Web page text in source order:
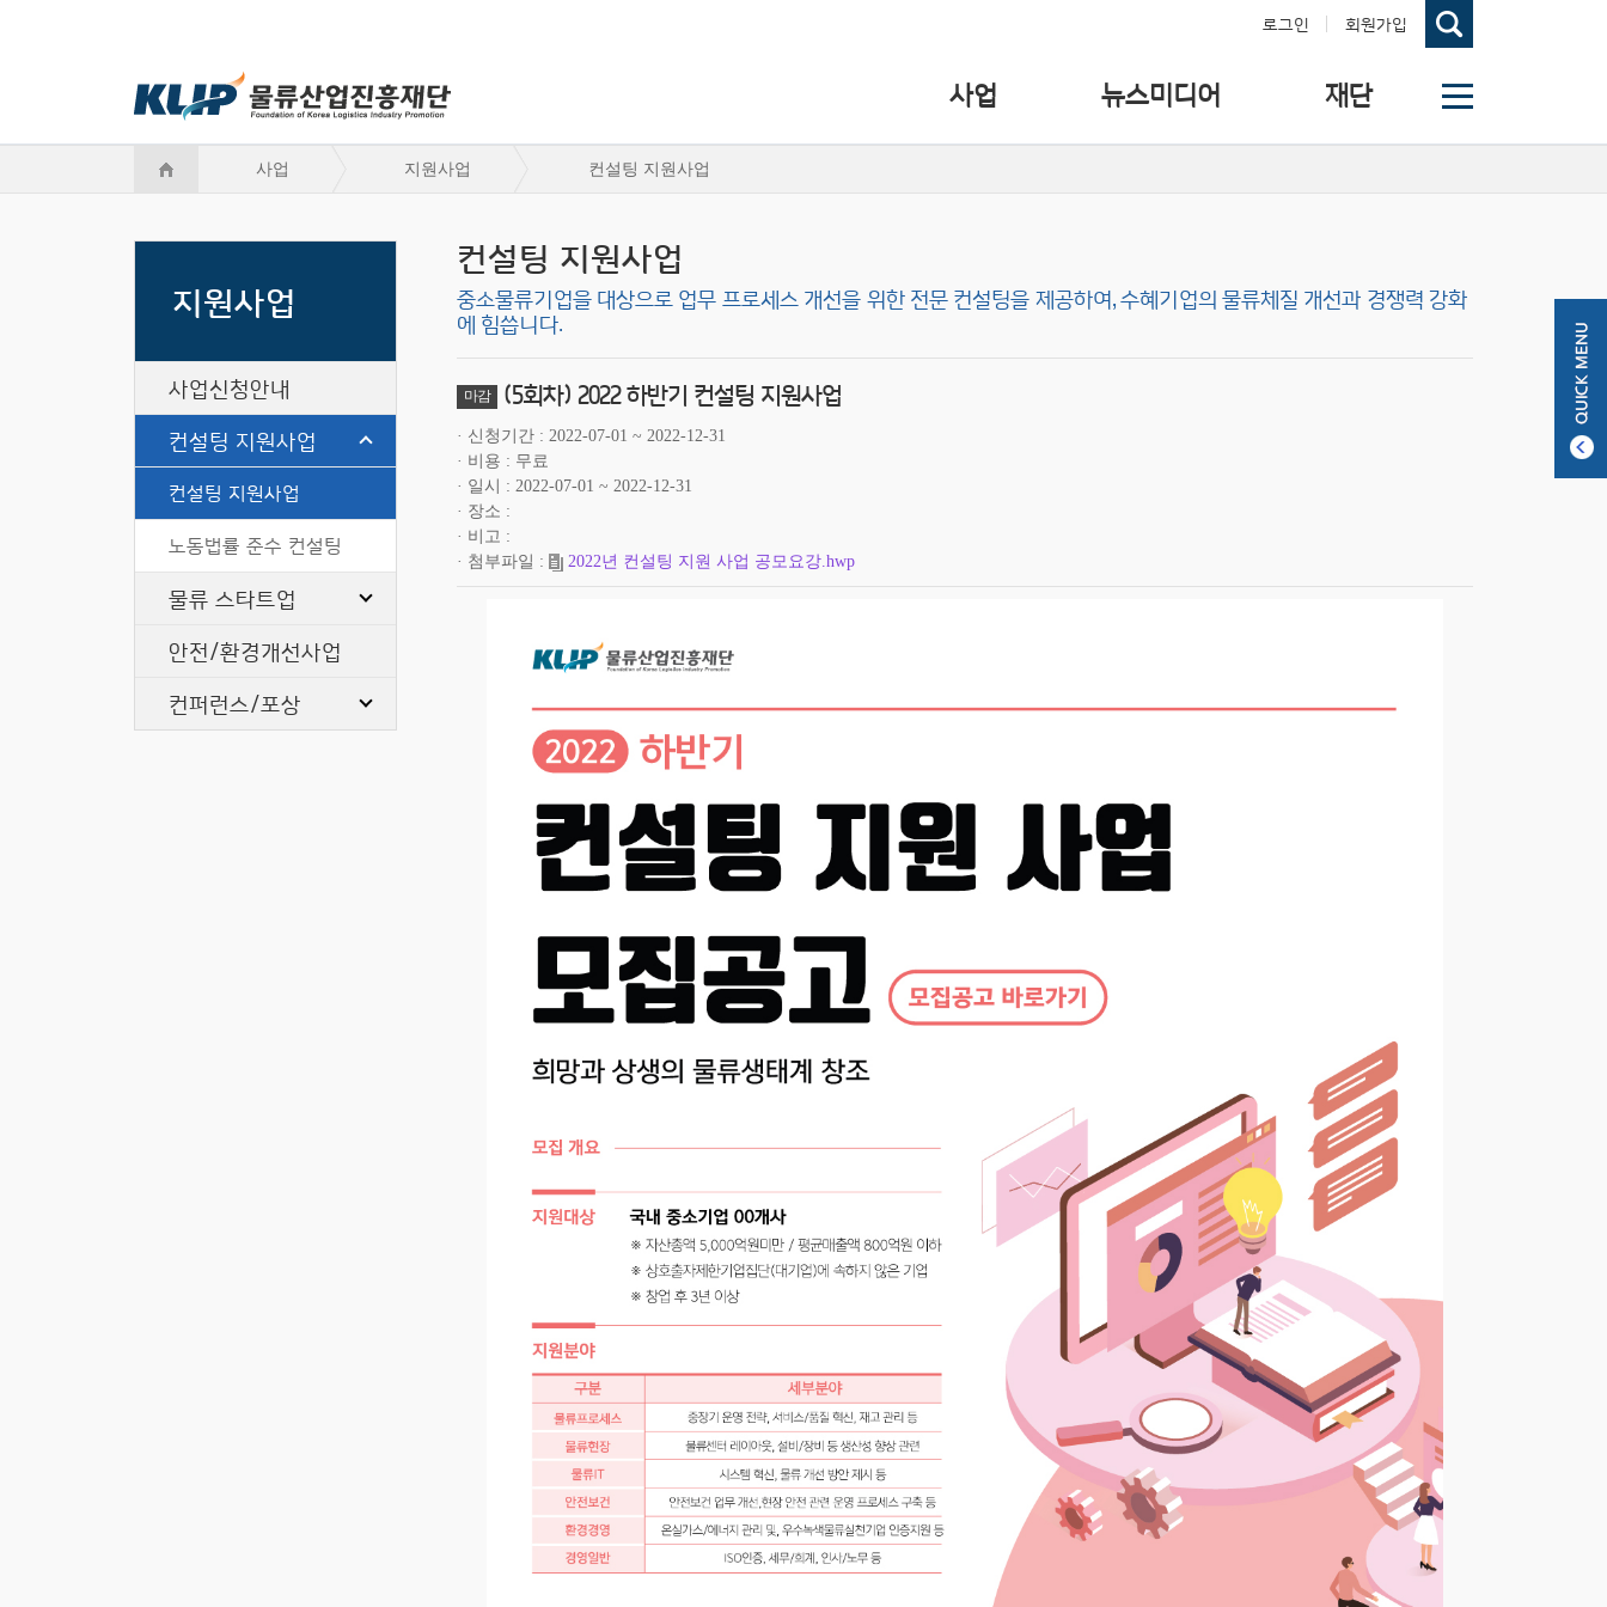
로그인 회원가입
사업 뉴스미디어 재단
사업 지원사업 컨설팅 지원사업
지원사업
사업신청안내
컨설팅 지원사업
컨설팅 지원사업
노동법률 준수 컨설팅
물류 스타트업
안전/환경개선사업
컨퍼런스/포상
컨설팅 지원사업
중소물류기업을 대상으로 업무 프로세스 개선을 위한 전문 컨설팅을 제공하여, 수혜기업의 물류체질 개선과 경쟁력 강화
에 힘씁니다.
마감 (5회차) 2022 하반기 컨설팅 지원사업
신청기간
2022-07-01 ~ 2022-12-31
비용
무료
일시
2022-07-01 ~ 2022-12-31
장소
비고
첨부파일
2022년 컨설팅 지원 사업 공모요강.hwp